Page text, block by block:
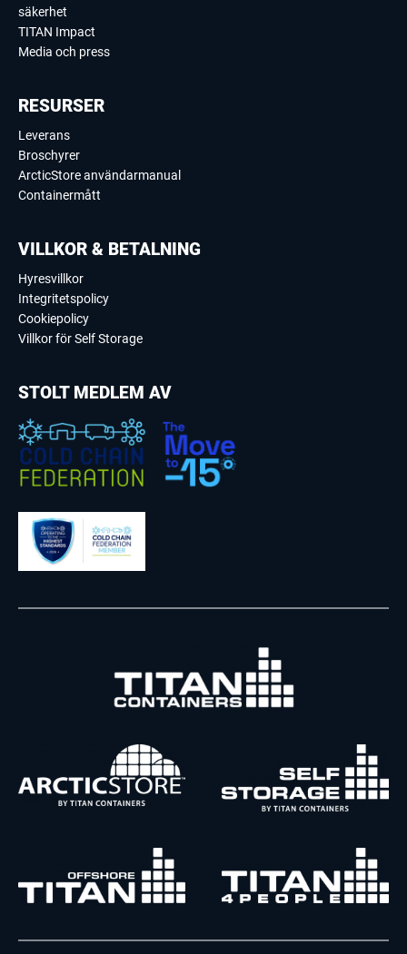
säkerhet
TITAN Impact
Media och press
RESURSER
Leverans
Broschyrer
ArcticStore användarmanual
Containermått
VILLKOR & BETALNING
Hyresvillkor
Integritetspolicy
Cookiepolicy
Villkor för Self Storage
STOLT MEDLEM AV